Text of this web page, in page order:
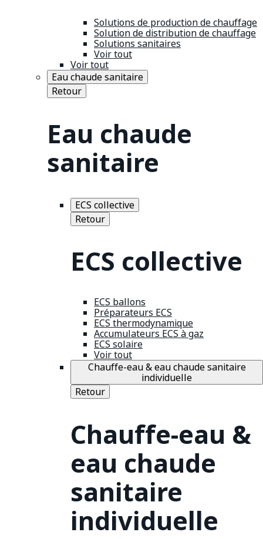
Solutions de production de chauffage
Solution de distribution de chauffage
Solutions sanitaires
Voir tout
Voir tout
Eau chaude sanitaire
Retour
Eau chaude
sanitaire
ECS collective
Retour
ECS collective
ECS ballons
Préparateurs ECS
ECS thermodynamique
Accumulateurs ECS à gaz
ECS solaire
Voir tout
Chauffe-eau & eau chaude sanitaire
individuelle
Retour
Chauffe-eau &
eau chaude
sanitaire
individuelle